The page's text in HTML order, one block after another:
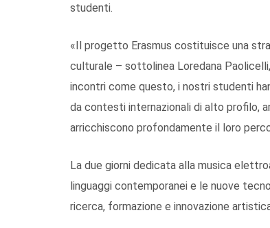
studenti.
«Il progetto Erasmus costituisce una
culturale – sottolinea Loredana
incontri come questo, i nostri studenti
da contesti internazionali di alto profilo,
arricchiscono profondamente il loro
La due giorni dedicata alla musica
linguaggi contemporanei e le nuove
ricerca, formazione e innovazione